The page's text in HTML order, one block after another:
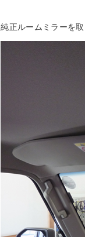
純正ルームミラーを